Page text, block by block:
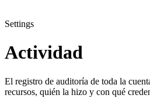
Settings
Actividad
El registro de auditoría de toda la
recursos, quién la hizo y con qué